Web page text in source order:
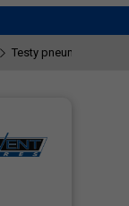
Testy pneumatík Event